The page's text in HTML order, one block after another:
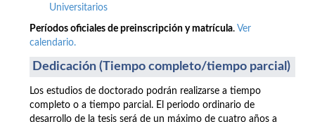
Universitarios
Períodos oficiales de preinscripción y matrícula. Ver
calendario.
Dedicación (Tiempo completo/tiempo parcial)
Los estudios de doctorado podrán realizarse a tiempo
completo o a tiempo parcial. El periodo ordinario de
desarrollo de la tesis será de un máximo de cuatro años a